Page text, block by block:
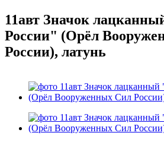
11авт Значок
России" (Орёл
России), латунь